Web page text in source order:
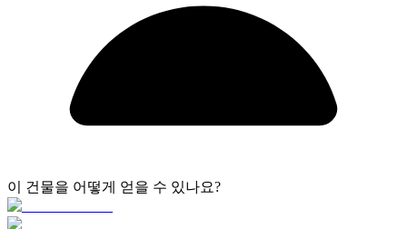
이 건물을 어떻게 얻을 수 있나요?